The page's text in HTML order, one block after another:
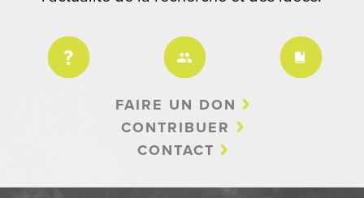
FAIRE UN DON
CONTRIBUER
CONTACT